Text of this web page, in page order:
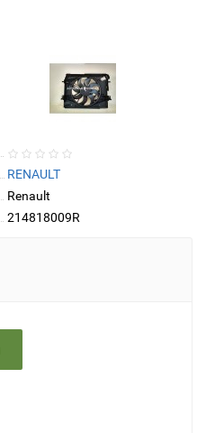
RENAULT
Renault
214818009R